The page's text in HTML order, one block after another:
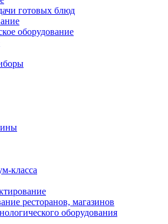
готовых блюд
оборудование
класса
ресторанов, магазинов
оборудования